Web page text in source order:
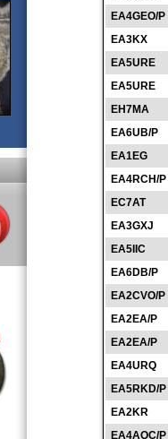
EA4GEO/P
EA3KX
EA5URE
EA5URE
EH7MA
EA6UB/P
EA1EG
EA4RCH/P
EC7AT
EA3GXJ
EA5IIC
EA6DB/P
EA2CVO/P
EA2EA/P
EA2EA/P
EA4URQ
EA5RKD/P
EA2KR
EA4AOC/P